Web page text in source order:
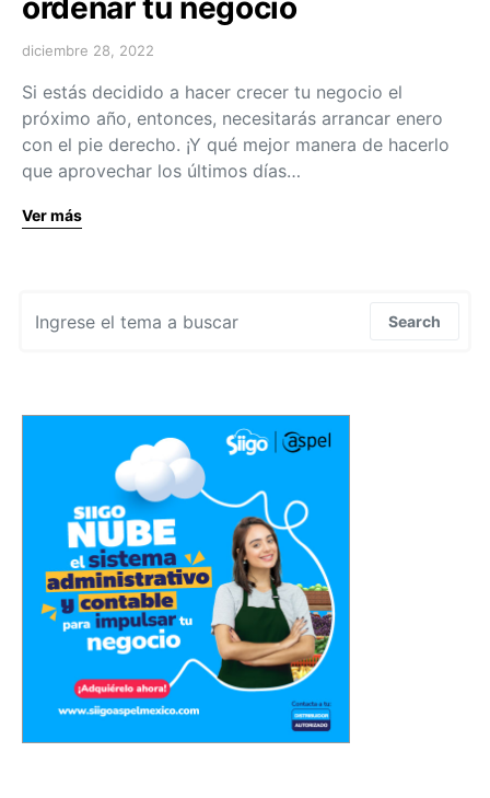
ordenar tu negocio
diciembre 28, 2022
Si estás decidido a hacer crecer tu negocio el
próximo año, entonces, necesitarás arrancar enero
con el pie derecho. ¡Y qué mejor manera de hacerlo
que aprovechar los últimos días…
Ver más
Search